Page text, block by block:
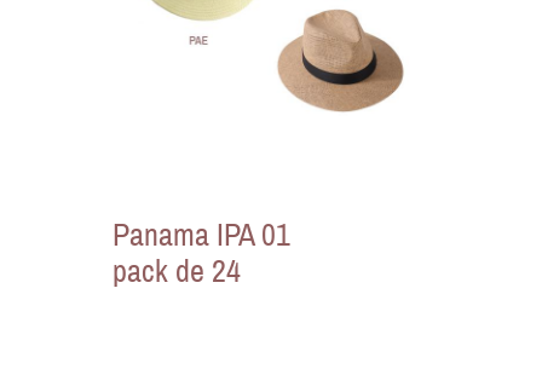
Panama IPA 01
pack de 24